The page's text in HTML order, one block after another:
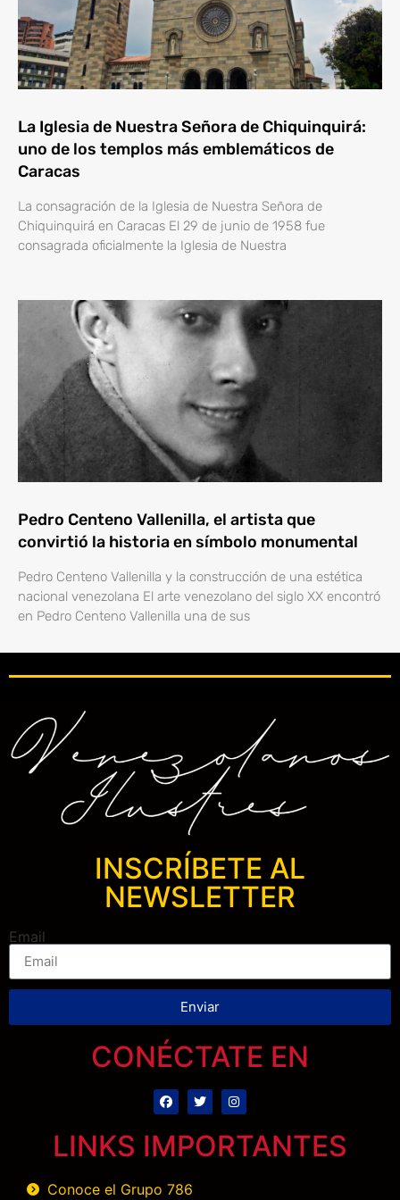
La Iglesia de Nuestra Señora de Chiquinquirá:
uno de los templos más emblemáticos de
Caracas
La consagración de la Iglesia de Nuestra Señora de
Chiquinquirá en Caracas El 29 de junio de 1958 fue
consagrada oficialmente la Iglesia de Nuestra
Pedro Centeno Vallenilla, el artista que
convirtió la historia en símbolo monumental
Pedro Centeno Vallenilla y la construcción de una estética
nacional venezolana El arte venezolano del siglo XX encontró
en Pedro Centeno Vallenilla una de sus
INSCRÍBETE AL
NEWSLETTER
Email
Enviar
CONÉCTATE EN
LINKS IMPORTANTES
Conoce el Grupo 786